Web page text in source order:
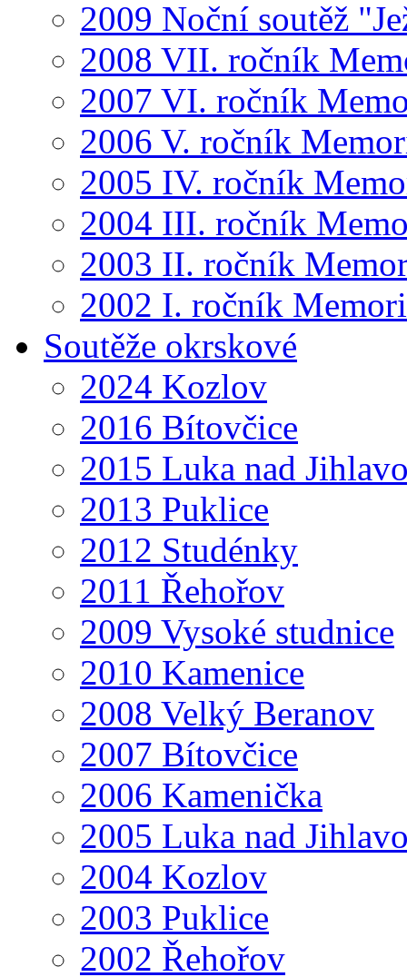
2009 Noční soutěž
2008 VII. ročník
2007 VI. ročník
2006 V. ročník
2005 IV. ročník
2004 III. ročník
2003 II. ročník
2002 I. ročník
Soutěže okrskové
2024 Kozlov
2016 Bítovčice
2015 Luka nad
2013 Puklice
2012 Studénky
2011 Řehořov
2009 Vysoké studnice
2010 Kamenice
2008 Velký Beranov
2007 Bítovčice
2006 Kamenička
2005 Luka nad
2004 Kozlov
2003 Puklice
2002 Řehořov